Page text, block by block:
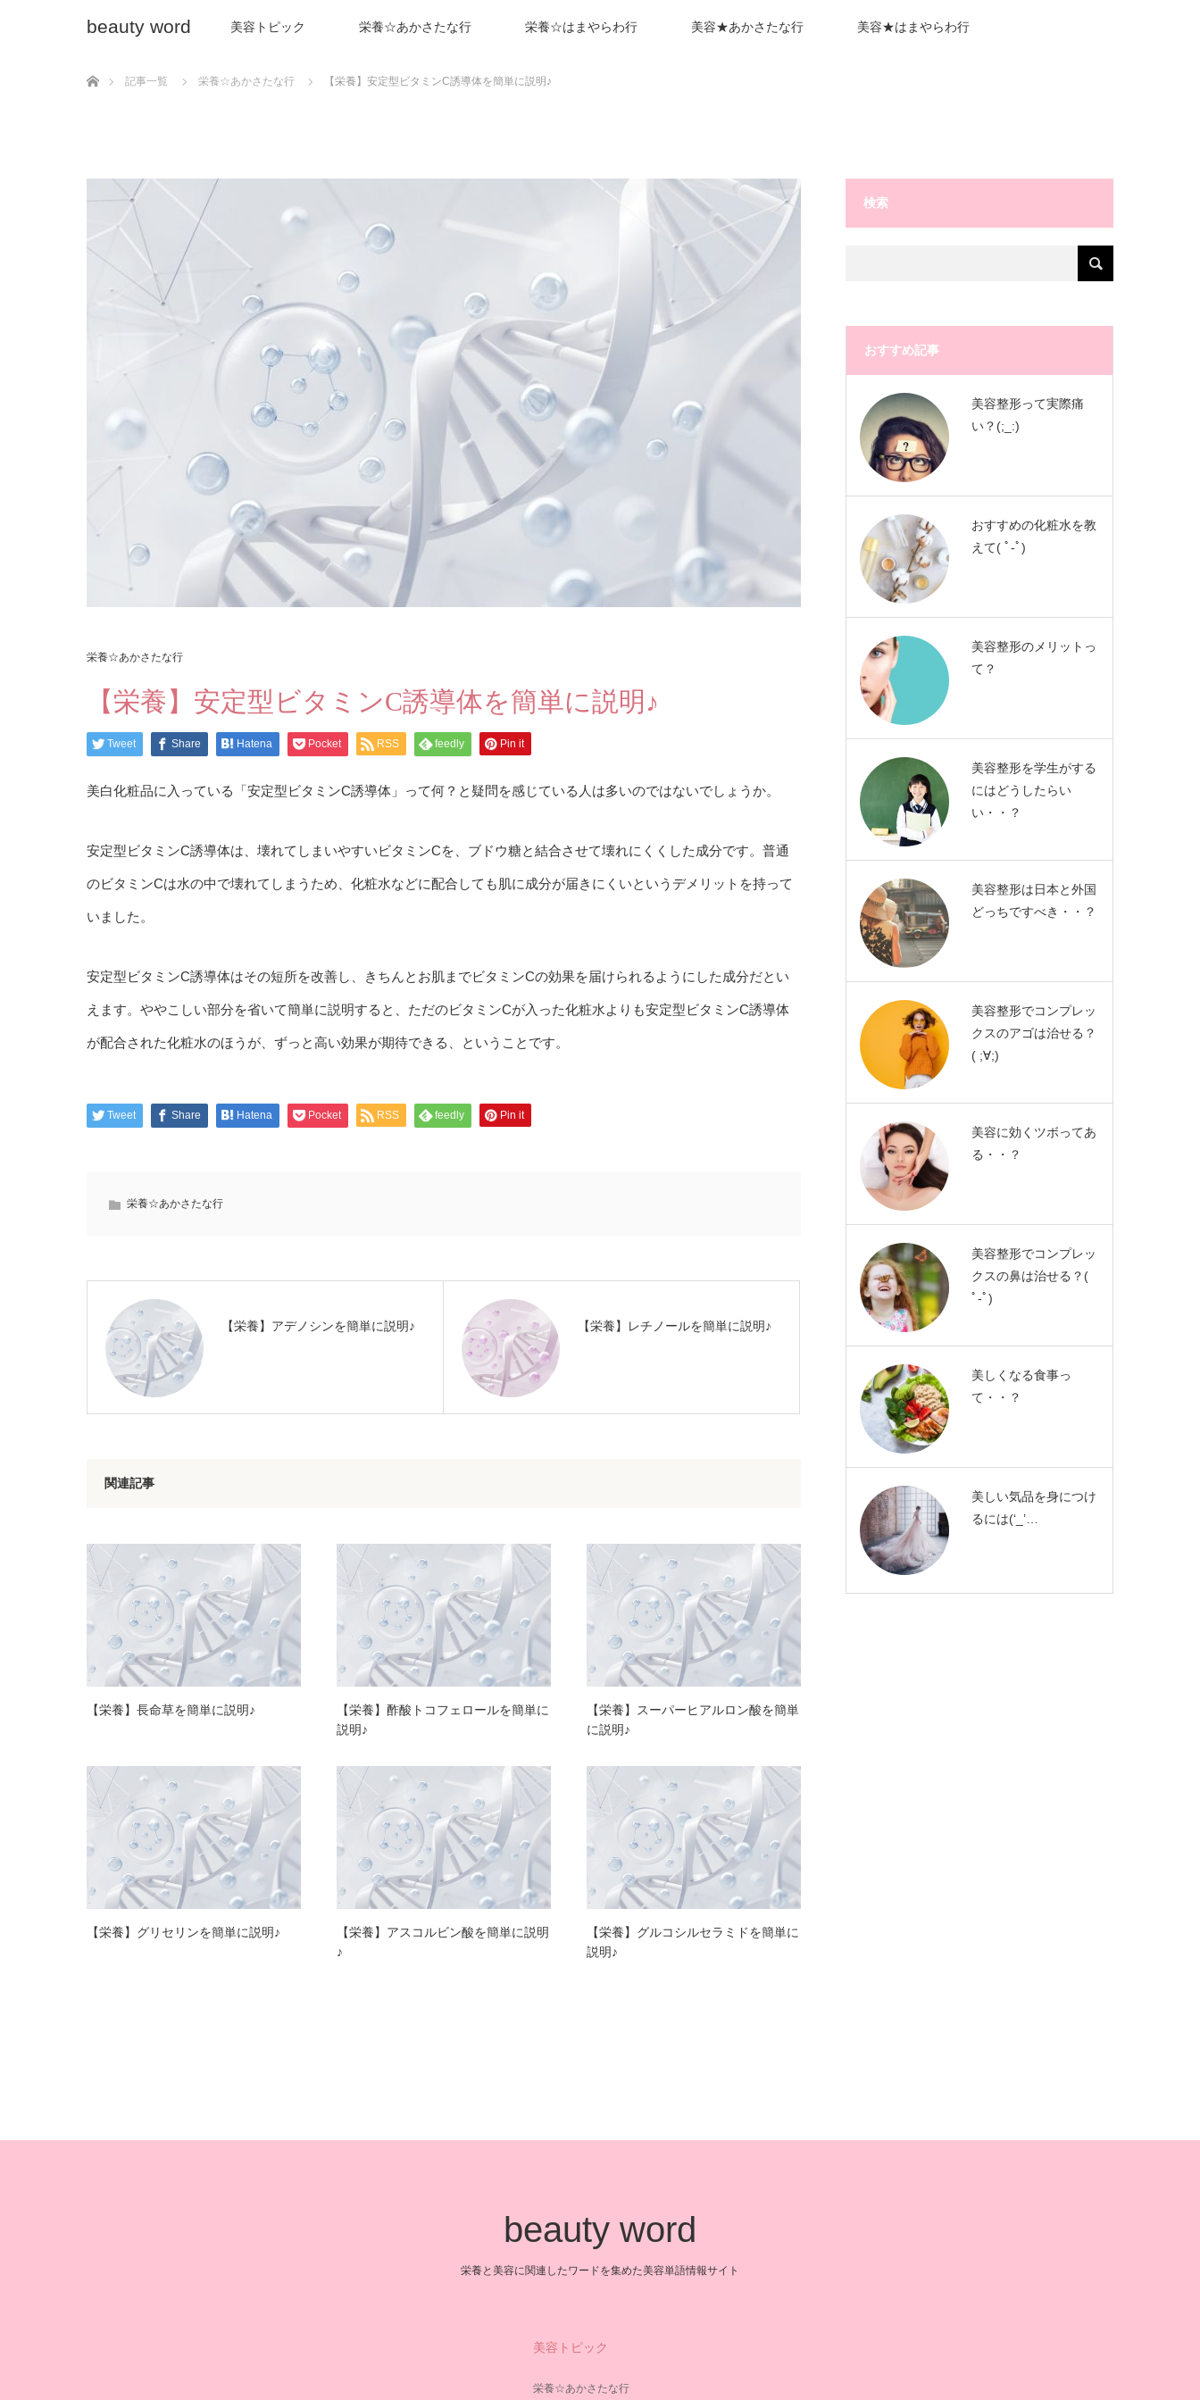
beauty word 美容トピック 栄養☆あかさたな行 栄養☆はまやらわ行 美容★あかさたな行 美容★はまやらわ行
記事一覧
栄養☆あかさたな行 【栄養】安定型ビタミンC誘導体を簡単に説明♪
栄養☆あかさたな行
【栄養】安定型ビタミンC誘導体を簡単に説明♪
Tweet Share Hatena Pocket RSS feedly Pin it
美白化粧品に入っている「安定型ビタミンC誘導体」って何？と疑問を感じている人は多いのではないでしょうか。
安定型ビタミンC誘導体は、壊れてしまいやすいビタミンCを、ブドウ糖と結合させて壊れにくくした成分です。普通
のビタミンCは水の中で壊れてしまうため、化粧水などに配合しても肌に成分が届きにくいというデメリットを持って
いました。
安定型ビタミンC誘導体はその短所を改善し、きちんとお肌までビタミンCの効果を届けられるようにした成分だとい
えます。ややこしい部分を省いて簡単に説明すると、ただのビタミンCが入った化粧水よりも安定型ビタミンC誘導体
が配合された化粧水のほうが、ずっと高い効果が期待できる、ということです。
Tweet Share Hatena Pocket RSS feedly Pin it
栄養☆あかさたな行
【栄養】アデノシンを簡単に説明♪ 【栄養】レチノールを簡単に説明♪
関連記事
【栄養】長命草を簡単に説明♪
【栄養】酢酸トコフェロールを簡単に
説明♪
【栄養】スーパーヒアルロン酸を簡単
に説明♪
【栄養】グリセリンを簡単に説明♪
【栄養】アスコルビン酸を簡単に説明
♪
【栄養】グルコシルセラミドを簡単に
説明♪
検索
おすすめ記事
美容整形って実際痛
い？(;_:)
おすすめの化粧水を教
えて( ﾟ-ﾟ)
美容整形のメリットっ
て？
美容整形を学生がする
にはどうしたらい
い・・？
美容整形は日本と外国
どっちですべき・・？
美容整形でコンプレッ
クスのアゴは治せる？
( ;∀;)
美容に効くツボってあ
る・・？
美容整形でコンプレッ
クスの鼻は治せる？(
ﾟ-ﾟ)
美しくなる食事っ
て・・？
美しい気品を身につけ
るには(‘_’…
beauty word
栄養と美容に関連したワードを集めた美容単語情報サイト
美容トピック
栄養☆あかさたな行